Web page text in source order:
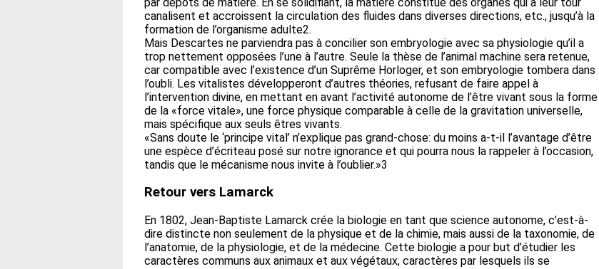
canalisent et accroissent la circulation des fluides dans diverses directions, etc., jusqu’à la
formation de l’organisme adulte2.
Mais Descartes ne parviendra pas à concilier son embryologie avec sa physiologie qu’il a
trop nettement opposées l’une à l’autre. Seule la thèse de l’animal machine sera retenue,
car compatible avec l’existence d’un Suprême Horloger, et son embryologie tombera dans
l’oubli. Les vitalistes développeront d’autres théories, refusant de faire appel à
l’intervention divine, en mettant en avant l’activité autonome de l’être vivant sous la forme
de la «force vitale», une force physique comparable à celle de la gravitation universelle,
mais spécifique aux seuls êtres vivants.
«Sans doute le ‘principe vital’ n’explique pas grand-chose: du moins a-t-il l’avantage d’être
une espèce d’écriteau posé sur notre ignorance et qui pourra nous la rappeler à l’occasion,
tandis que le mécanisme nous invite à l’oublier.»3
Retour vers Lamarck
En 1802, Jean-Baptiste Lamarck crée la biologie en tant que science autonome, c’est-à-
dire distincte non seulement de la physique et de la chimie, mais aussi de la taxonomie, de
l’anatomie, de la physiologie, et de la médecine. Cette biologie a pour but d’étudier les
caractères communs aux animaux et aux végétaux, caractères par lesquels ils se